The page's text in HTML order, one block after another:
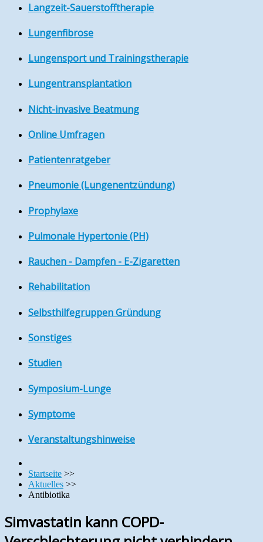
Langzeit-Sauerstofftherapie
Lungenfibrose
Lungensport und Trainingstherapie
Lungentransplantation
Nicht-invasive Beatmung
Online Umfragen
Patientenratgeber
Pneumonie (Lungenentzündung)
Prophylaxe
Pulmonale Hypertonie (PH)
Rauchen - Dampfen - E-Zigaretten
Rehabilitation
Selbsthilfegruppen Gründung
Sonstiges
Studien
Symposium-Lunge
Symptome
Veranstaltungshinweise
Startseite >>
Aktuelles >>
Antibiotika
Simvastatin kann COPD-